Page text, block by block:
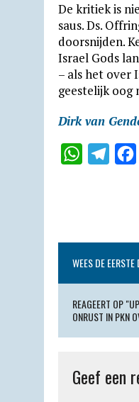
De kritiek is
saus. Ds.
doorsnijden.
Israel Gods
– als het over
geestelijk oog
Dirk van
W
s
A
p
p
T
g
r
a
m
WEES DE EERSTE
REAGEERT OP
ONRUST IN PKN
Geef een